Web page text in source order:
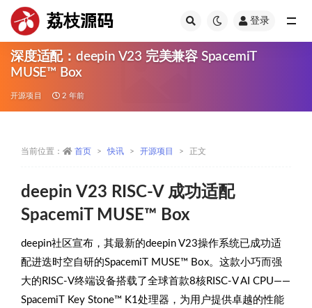
荔枝源码 登录
深度适配：deepin V23 完美兼容 SpacemiT
MUSE™ Box
开源项目 2 年前
当前位置： 首页 快讯 开源项目 正文
deepin V23 RISC-V 成功适配
SpacemiT MUSE™ Box
deepin社区宣布，其最新的deepin V23操作系统已成功适
配进迭时空自研的SpacemiT MUSE™ Box。这款小巧而强
大的RISC-V终端设备搭载了全球首款8核RISC-V AI CPU——
SpacemiT Key Stone™ K1处理器，为用户提供卓越的性能